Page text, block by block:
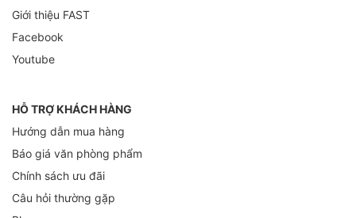
Giới thiệu FAST
Facebook
Youtube
HỖ TRỢ KHÁCH HÀNG
Hướng dẫn mua hàng
Báo giá văn phòng phẩm
Chính sách ưu đãi
Câu hỏi thường gặp